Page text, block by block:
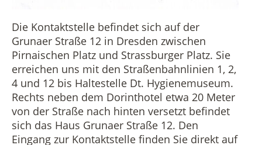
Die Kontaktstelle befindet sich auf der
Grunaer Straße 12 in Dresden zwischen
Pirnaischen Platz und Strassburger Platz. Sie
erreichen uns mit den Straßenbahnlinien 1, 2,
4 und 12 bis Haltestelle Dt. Hygienemuseum.
Rechts neben dem Dorinthotel etwa 20 Meter
von der Straße nach hinten versetzt befindet
sich das Haus Grunaer Straße 12. Den
Eingang zur Kontaktstelle finden Sie direkt auf